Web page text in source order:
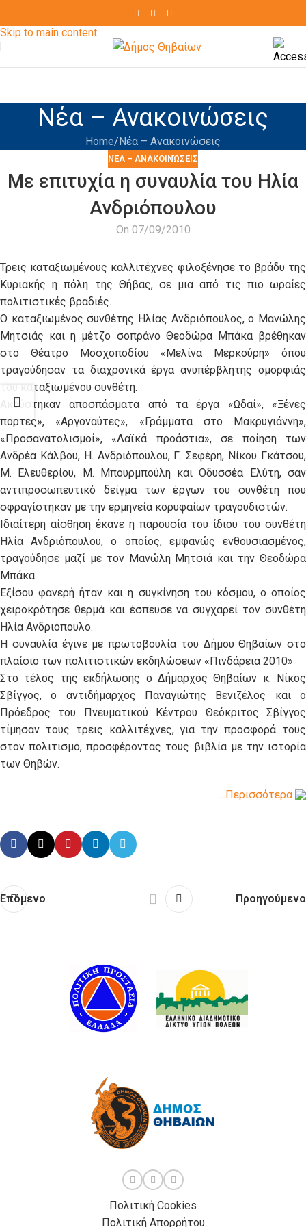
Skip to main content
Νέα – Ανακοινώσεις
Home Νέα – Ανακοινώσεις
ΝΈΑ – ΑΝΑΚΟΙΝΏΣΕΙΣ
Με επιτυχία η συναυλία του Ηλία
Ανδριόπουλου
On 07/09/2010
Τρεις καταξιωμένους καλλιτέχνες φιλοξένησε το βράδυ της
Κυριακής η πόλη της Θήβας, σε μια από τις πιο ωραίες
πολιτιστικές βραδιές.
Ο καταξιωμένος συνθέτης Ηλίας Ανδριόπουλος, ο Μανώλης
Μητσιάς και η μέτζο σοπράνο Θεοδώρα Μπάκα βρέθηκαν
στο Θέατρο Μοσχοποδίου «Μελίνα Μερκούρη» όπου
τραγούδησαν τα διαχρονικά έργα ανυπέρβλητης ομορφιάς
του καταξιωμένου συνθέτη.
Ακούστηκαν αποσπάσματα από τα έργα «Ωδαί», «Ξένες
πόρτες», «Αργοναύτες», «Γράμματα στο Μακρυγιάννη»,
«Προσανατολισμοί», «Λαϊκά προάστια», σε ποίηση των
Ανδρέα Κάλβου, Η. Ανδριόπουλου, Γ. Σεφέρη, Νίκου Γκάτσου,
Μ. Ελευθερίου, Μ. Μπουρμπούλη και Οδυσσέα Ελύτη, σαν
αντιπροσωπευτικό δείγμα των έργων του συνθέτη που
σφραγίστηκαν με την ερμηνεία κορυφαίων τραγουδιστών.
Ιδιαίτερη αίσθηση έκανε η παρουσία του ίδιου του συνθέτη
Ηλία Ανδριόπουλου, ο οποίος, εμφανώς ενθουσιασμένος,
τραγούδησε μαζί με τον Μανώλη Μητσιά και την Θεοδώρα
Μπάκα.
Εξίσου φανερή ήταν και η συγκίνηση του κόσμου, ο οποίος
χειροκρότησε θερμά και έσπευσε να συγχαρεί τον συνθέτη
Ηλία Ανδριόπουλο.
Η συναυλία έγινε με πρωτοβουλία του Δήμου Θηβαίων στο
πλαίσιο των πολιτιστικών εκδηλώσεων «Πινδάρεια 2010»
Στο τέλος της εκδήλωσης ο Δήμαρχος Θηβαίων κ. Νίκος
Σβίγγος, ο αντιδήμαρχος Παναγιώτης Βενιζέλος και ο
Πρόεδρος του Πνευματικού Κέντρου Θεόκριτος Σβίγγος
τίμησαν τους τρεις καλλιτέχνες, για την προσφορά τους
στον πολιτισμό, προσφέροντας τους βιβλία με την ιστορία
των Θηβών.
…Περισσότερα
Επόμενο Προηγούμενο
Πολιτική Cookies
Πολιτική Απορρήτου